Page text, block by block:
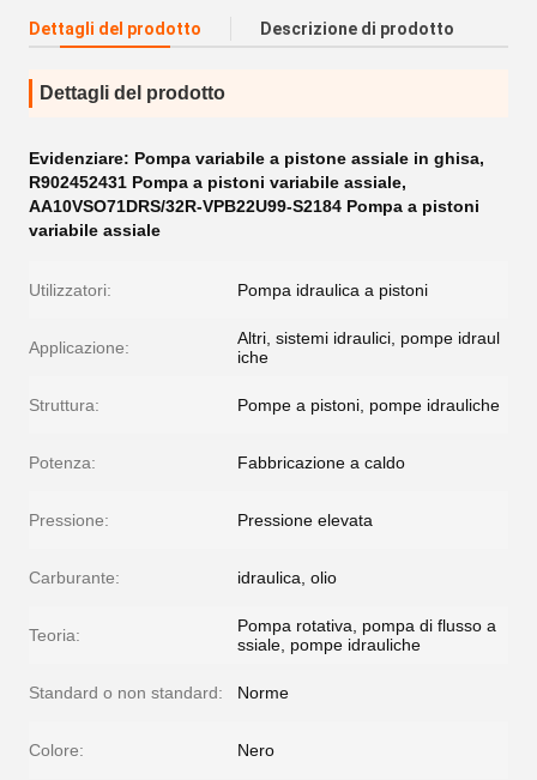
Dettagli del prodotto Descrizione di prodotto
Dettagli del prodotto
Evidenziare: Pompa variabile a pistone assiale in ghisa,
R902452431 Pompa a pistoni variabile assiale,
AA10VSO71DRS/32R-VPB22U99-S2184 Pompa a pistoni
variabile assiale
Utilizzatori: Pompa idraulica a pistoni
Applicazione:
Altri, sistemi idraulici, pompe idraul
iche
Struttura: Pompe a pistoni, pompe idrauliche
Potenza: Fabbricazione a caldo
Pressione: Pressione elevata
Carburante: idraulica, olio
Teoria:
Pompa rotativa, pompa di flusso a
ssiale, pompe idrauliche
Standard o non standard: Norme
Colore: Nero